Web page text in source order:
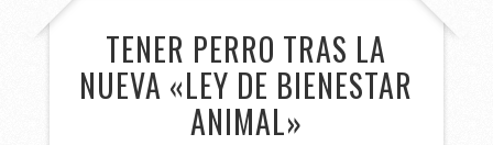
TENER PERRO TRAS LA
NUEVA «LEY DE BIENESTAR
ANIMAL»